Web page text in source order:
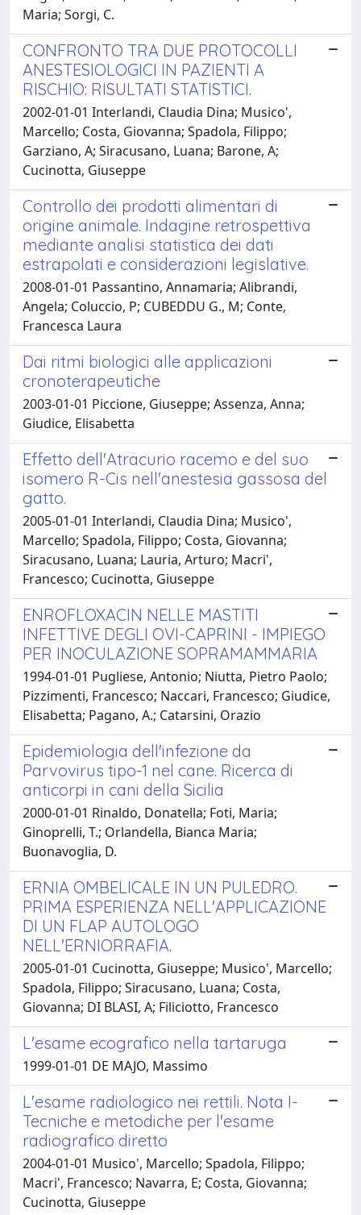
Maria; Sorgi, C.
CONFRONTO TRA DUE PROTOCOLLI
ANESTESIOLOGICI IN PAZIENTI A
RISCHIO: RISULTATI STATISTICI.
2002-01-01 Interlandi, Claudia Dina; Musico',
Marcello; Costa, Giovanna; Spadola, Filippo;
Garziano, A; Siracusano, Luana; Barone, A;
Cucinotta, Giuseppe
Controllo dei prodotti alimentari di
origine animale. Indagine retrospettiva
mediante analisi statistica dei dati
estrapolati e considerazioni legislative.
2008-01-01 Passantino, Annamaria; Alibrandi,
Angela; Coluccio, P; CUBEDDU G., M; Conte,
Francesca Laura
Dai ritmi biologici alle applicazioni
cronoterapeutiche
2003-01-01 Piccione, Giuseppe; Assenza, Anna;
Giudice, Elisabetta
Effetto dell'Atracurio racemo e del suo
isomero R-Cis nell'anestesia gassosa del
gatto.
2005-01-01 Interlandi, Claudia Dina; Musico',
Marcello; Spadola, Filippo; Costa, Giovanna;
Siracusano, Luana; Lauria, Arturo; Macri',
Francesco; Cucinotta, Giuseppe
ENROFLOXACIN NELLE MASTITI
INFETTIVE DEGLI OVI-CAPRINI - IMPIEGO
PER INOCULAZIONE SOPRAMAMMARIA
1994-01-01 Pugliese, Antonio; Niutta, Pietro Paolo;
Pizzimenti, Francesco; Naccari, Francesco; Giudice,
Elisabetta; Pagano, A.; Catarsini, Orazio
Epidemiologia dell'infezione da
Parvovirus tipo-1 nel cane. Ricerca di
anticorpi in cani della Sicilia
2000-01-01 Rinaldo, Donatella; Foti, Maria;
Ginoprelli, T.; Orlandella, Bianca Maria;
Buonavoglia, D.
ERNIA OMBELICALE IN UN PULEDRO.
PRIMA ESPERIENZA NELL'APPLICAZIONE
DI UN FLAP AUTOLOGO
NELL'ERNIORRAFIA.
2005-01-01 Cucinotta, Giuseppe; Musico', Marcello;
Spadola, Filippo; Siracusano, Luana; Costa,
Giovanna; DI BLASI, A; Filiciotto, Francesco
L'esame ecografico nella tartaruga
1999-01-01 DE MAJO, Massimo
L'esame radiologico nei rettili. Nota I-
Tecniche e metodiche per l'esame
radiografico diretto
2004-01-01 Musico', Marcello; Spadola, Filippo;
Macri', Francesco; Navarra, E; Costa, Giovanna;
Cucinotta, Giuseppe